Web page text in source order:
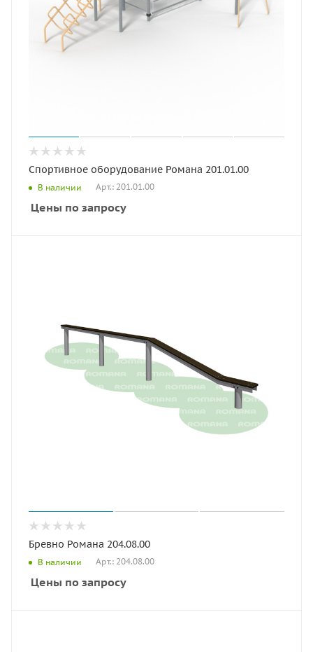
Спортивное оборудование Романа 201.01.00
В наличии Арт.: 201.01.00
Цены по запросу
Бревно Романа 204.08.00
В наличии Арт.: 204.08.00
Цены по запросу